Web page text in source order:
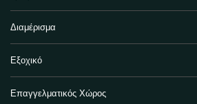
Διαμέρισμα
Εξοχικό
Επαγγελματικός Χώρος